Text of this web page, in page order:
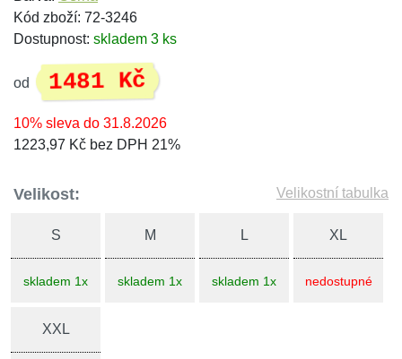
Kód zboží: 72-3246
Dostupnost: skladem 3 ks
od 1481 Kč
10% sleva do 31.8.2026
1223,97 Kč bez DPH 21%
Velikost: Velikostní tabulka
S
skladem 1x
M
skladem 1x
L
skladem 1x
XL
nedostupné
XXL